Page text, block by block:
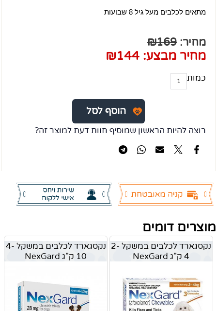
מתאים לכלבים מעל גיל 8 שבועות
מחיר: ₪169
מחיר מבצע: ₪144
כמות
הוסף לסל
רוצה להיות הראשון שמוסיף חוות דעת למוצר זה?
מוצרים דומים
נקסגארד לכלבים במשקל 2-
4 ק"ג NexGard
נקסגארד לכלבים במשקל 4-
10 ק"ג NexGard